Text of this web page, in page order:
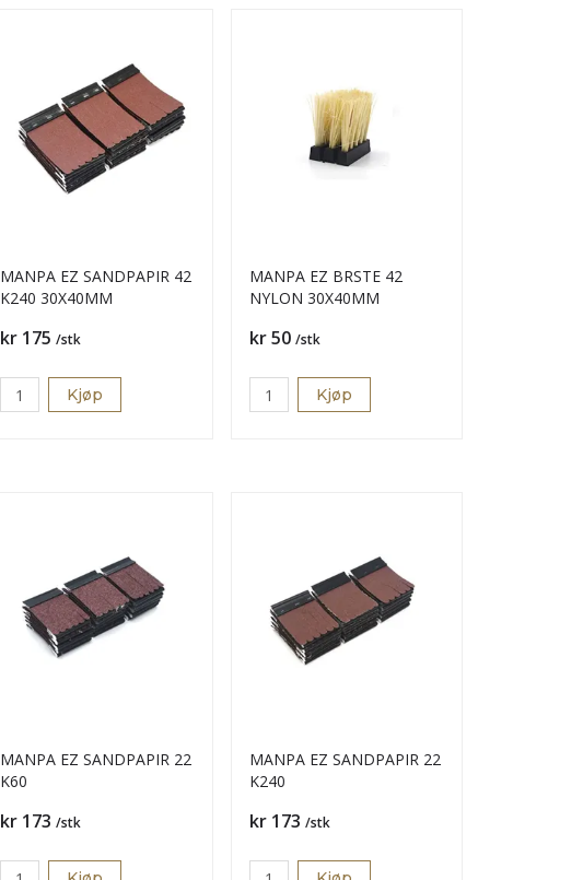
MANPA EZ SANDPAPIR 42
K240 30X40MM
Pris
kr 175 /stk
Kjøp
MANPA EZ BRSTE 42
NYLON 30X40MM
Pris
kr 50 /stk
Kjøp
MANPA EZ SANDPAPIR 22
K60
Pris
kr 173 /stk
MANPA EZ SANDPAPIR 22
K240
Pris
kr 173 /stk